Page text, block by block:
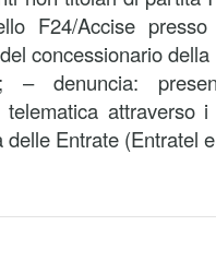
F24/Accise
concessionario
– denuncia:
attraverso
delle Entrate (Entratel